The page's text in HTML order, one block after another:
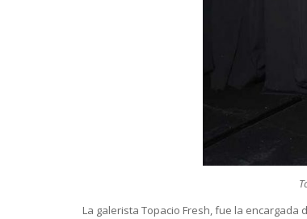
La galerista Topacio Fresh, fue la